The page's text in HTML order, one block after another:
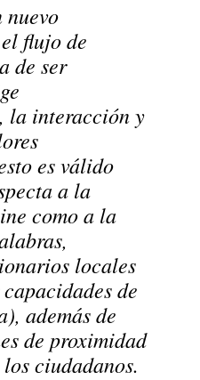
nuevo
flujo de
de ser
la interacción y
es válido
a la
como a la
locales
de
además de
de proximidad
ciudadanos.